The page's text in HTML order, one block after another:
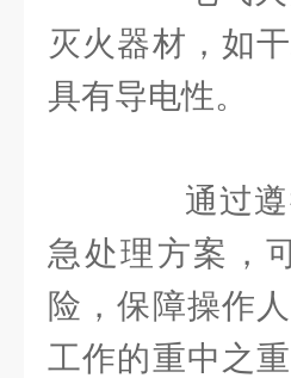
灭火器材，如
具有导电性。
通过遵
急处理方案，
险，保障操作
工作的重中之